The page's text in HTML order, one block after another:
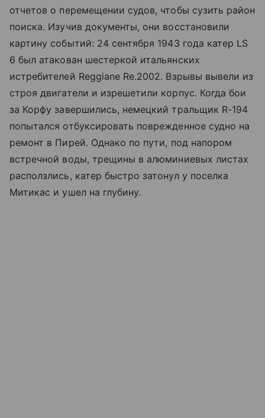
отчетов о перемещении судов, чтобы сузить район
поиска. Изучив документы, они восстановили
картину событий: 24 сентября 1943 года катер LS
6 был атакован шестеркой итальянских
истребителей Reggiane Re.2002. Взрывы вывели из
строя двигатели и изрешетили корпус. Когда бои
за Корфу завершились, немецкий тральщик R-194
попытался отбуксировать поврежденное судно на
ремонт в Пирей. Однако по пути, под напором
встречной воды, трещины в алюминиевых листах
расползлись, катер быстро затонул у поселка
Митикас и ушел на глубину.